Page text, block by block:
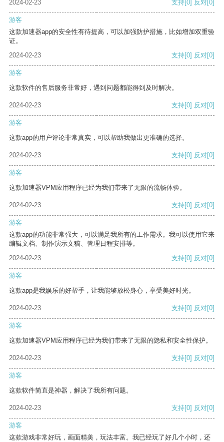
2024-02-23 支持 [0] 反对 [0]
游客
这款加速器app的安全性有待提高，可以加强防护措施，比如增加双重验
证。
2024-02-23
支持[0] 反对[0]
游客
这款软件的售后服务非常好，遇到问题都能得到及时解决。
2024-02-23 支持[0] 反对[0]
游客
这款app的用户评论非常真实，可以帮助我做出更准确的选择。
2024-02-23 支持[0] 反对[0]
游客
这款加速器VPM应用程序已经为我们带来了无限的流畅体验。
2024-02-23 支持[0] 反对[0]
游客
这款app的功能非常强大，可以满足我所有的工作需求。我可以使用它来
编辑文档、制作演示文稿、管理日程安排等。
2024-02-23
支持[0] 反对[0]
游客
这款app是我娱乐的好帮手，让我能够放松身心，享受美好时光。
2024-02-23 支持[0] 反对[0]
游客
这款加速器VPM应用程序已经为我们带来了无限的隐私和安全性保护。
2024-02-23 支持[0] 反对[0]
游客
这款软件简直是神器，解决了我所有问题。
2024-02-23 支持[0] 反对[0]
游客
这款游戏非常好玩，画面精美，玩法丰富。我已经玩了好几个小时，还